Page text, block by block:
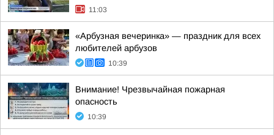
11:03
«Арбузная вечеринка» — праздник для всех
любителей арбузов
10:39
Внимание! Чрезвычайная пожарная
опасность
10:39